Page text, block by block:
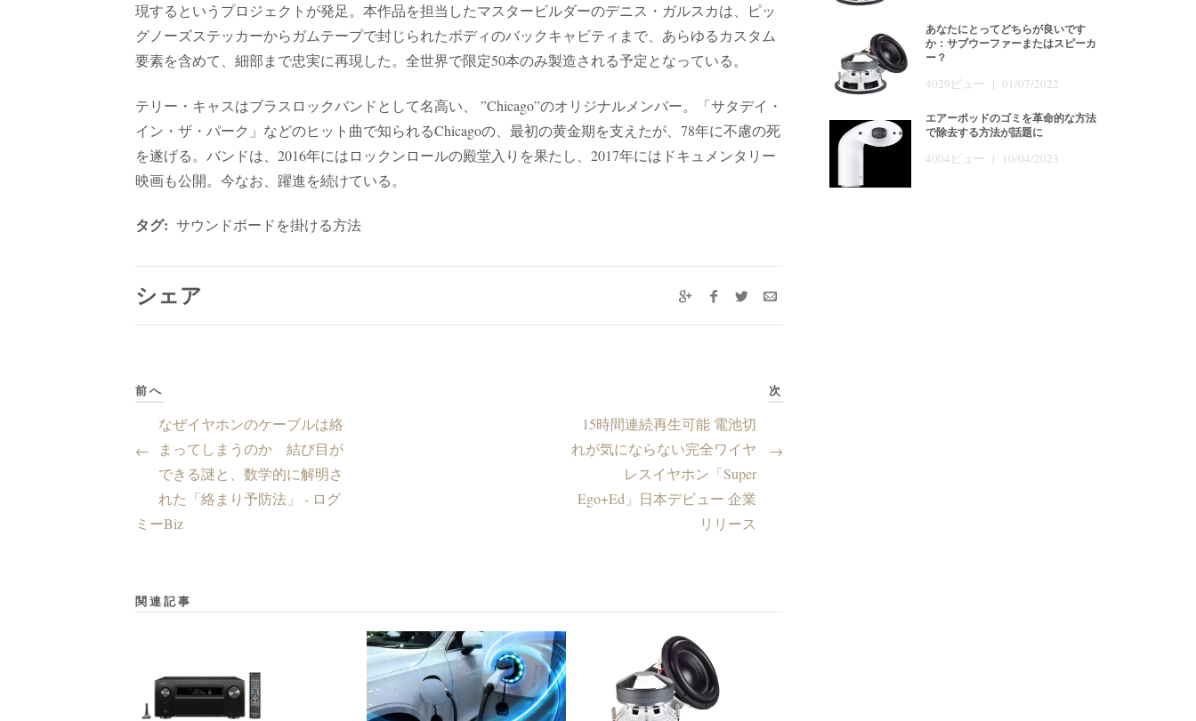
現するというプロジェクトが発足。本作品を担当したマスタービルダーのデニス・ガルスカは、ピッ
グノーズステッカーからガムテープで封じられたボディのバックキャビティまで、あらゆるカスタム
要素を含めて、細部まで忠実に再現した。全世界で限定50本のみ製造される予定となっている。
テリー・キャスはブラスロックバンドとして名高い、 ”Chicago”のオリジナルメンバー。「サタデイ・
イン・ザ・パーク」などのヒット曲で知られるChicagoの、最初の黄金期を支えたが、78年に不慮の死
を遂げる。バンドは、2016年にはロックンロールの殿堂入りを果たし、2017年にはドキュメンタリー
映画も公開。今なお、躍進を続けている。
タグ: サウンドボードを掛ける方法
シェア
前へ
←
なぜイヤホンのケーブルは絡
まってしまうのか 結び目が
できる謎と、数学的に解明さ
れた「絡まり予防法」 - ログ
ミーBiz
次
15時間連続再生可能 電池切
れが気にならない完全ワイヤ
レスイヤホン「Super
Ego+Ed」日本デビュー 企業
リリース
→
関連記事
あなたにとってどちらが良いです
か：サブウーファーまたはスピーカ
ー？
4029ビュー | 01/07/2022
エアーポッドのゴミを革命的な方法
で除去する方法が話題に
4004ビュー | 10/04/2023